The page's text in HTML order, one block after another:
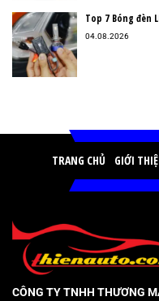
Top 7 Bóng đèn
04.08.2026
TRANG CHỦ GIỚI
CÔNG TY TNHH THƯƠNG